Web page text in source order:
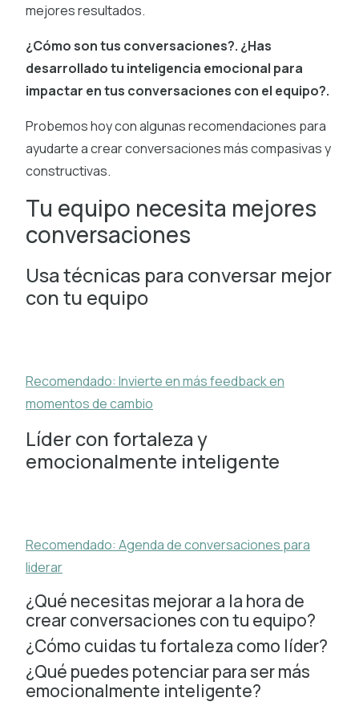
mejores resultados.
¿Cómo son tus conversaciones?. ¿Has
desarrollado tu inteligencia emocional para
impactar en tus conversaciones con el equipo?.
Probemos hoy con algunas recomendaciones para
ayudarte a crear conversaciones más compasivas y
constructivas.
Tu equipo necesita mejores
conversaciones
Usa técnicas para conversar mejor
con tu equipo
Recomendado: Invierte en más feedback en
momentos de cambio
Líder con fortaleza y
emocionalmente inteligente
Recomendado: Agenda de conversaciones para
liderar
¿Qué necesitas mejorar a la hora de
crear conversaciones con tu equipo?
¿Cómo cuidas tu fortaleza como líder?
¿Qué puedes potenciar para ser más
emocionalmente inteligente?